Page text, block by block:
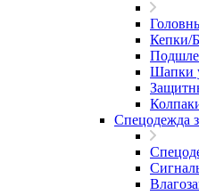
Кепки/
Шапки
Спецодежда